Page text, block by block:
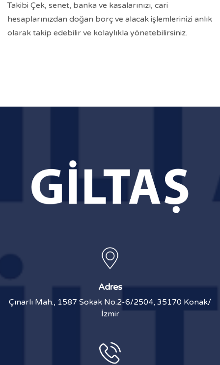
Takibi Çek, senet, banka ve kasalarınızı, cari
hesaplarınızdan doğan borç ve alacak işlemlerinizi anlık
olarak takip edebilir ve kolaylıkla yönetebilirsiniz.
Adres
Çınarlı Mah., 1587 Sokak No:2-6/2504, 35170 Konak/
İzmir